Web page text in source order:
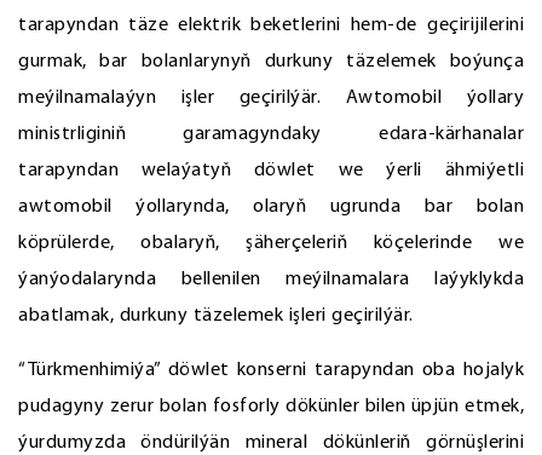
tarapyndan täze elektrik beketlerini hem-de geçirijilerini
gurmak, bar bolanlarynyň durkuny täzelemek boýunça
meýilnamalaýyn işler geçirilýär. Awtomobil ýollary
ministrliginiň garamagyndaky edara-kärhanalar
tarapyndan welaýatyň döwlet we ýerli ähmiýetli
awtomobil ýollarynda, olaryň ugrunda bar bolan
köprülerde, obalaryň, şäherçeleriň köçelerinde we
ýanýodalarynda bellenilen meýilnamalara laýyklykda
abatlamak, durkuny täzelemek işleri geçirilýär.
“Türkmenhimiýa” döwlet konserni tarapyndan oba hojalyk
pudagyny zerur bolan fosforly dökünler bilen üpjün etmek,
ýurdumyzda öndürilýän mineral dökünleriň görnüşlerini